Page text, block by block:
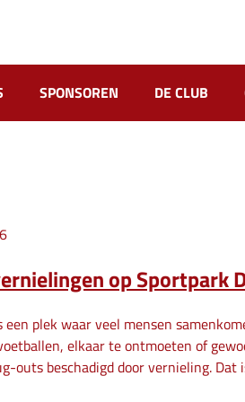
SPONSOREN DE CLUB
op Sportpark
een plek waar veel mensen
elkaar te ontmoeten of
outs beschadigd door vernieling.